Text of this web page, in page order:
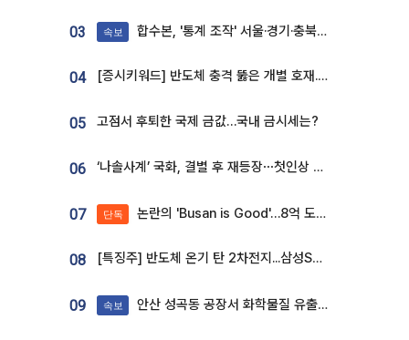
03 속보 합수본, '통계 조작' 서울·경기·충북 선관위 등 추가 압수수색
04 [증시키워드] 반도체 충격 뚫은 개별 호재...포스코퓨처엠·에코프로·한화솔루션 '눈길'
05 고점서 후퇴한 국제 금값…국내 금시세는?
06 ‘나솔사계’ 국화, 결별 후 재등장⋯첫인상 투표 휩쓸고 ‘인기녀’ 등극
07 단독 논란의 'Busan is Good'…8억 도시브랜드, 용산 대통령실 CI 업체가 수행
08 [특징주] 반도체 온기 탄 2차전지...삼성SDI, 장 초반 7% 넘게 껑충
09 속보 안산 성곡동 공장서 화학물질 유출 사고 발생